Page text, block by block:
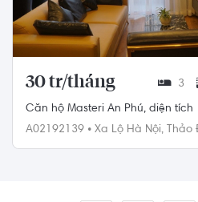
30 tr/tháng 3
Căn hộ Masteri An Phú, diện tích
A02192139 • Xa Lộ Hà Nội, Thảo